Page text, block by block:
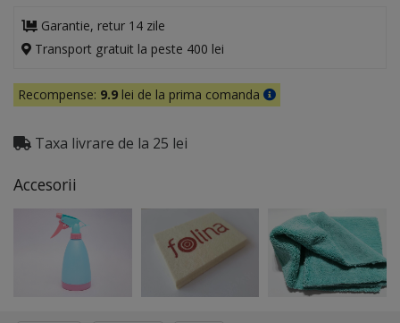
Garantie, retur 14 zile
Transport gratuit la peste 400 lei
Recompense: 9.9 lei de la prima comanda
Taxa livrare de la 25 lei
Accesorii